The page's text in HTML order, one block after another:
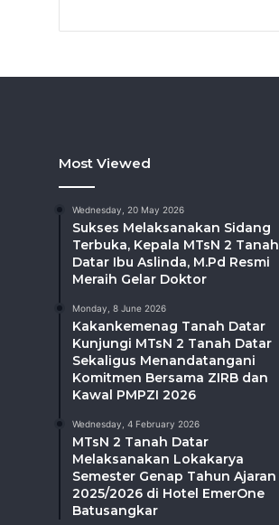
Most Viewed
Wednesday, 20 May 2026
Sukses Melaksanakan Sidang
Terbuka, Kepala MTsN 2 Tanah
Datar Ibu Aslinda, M.Pd Resmi
Meraih Gelar Doktor
Monday, 8 June 2026
Kakankemenag Tanah Datar
Kunjungi MTsN 2 Tanah Datar
Sekaligus Menandatangani
Komitmen Bersama ZIRB dan
Kawal PMPZI 2026
Wednesday, 4 February 2026
MTsN 2 Tanah Datar
Melaksanakan Lokakarya
Semester Genap Tahun Ajaran
2025/2026 di Hotel EmerOne
Batusangkar